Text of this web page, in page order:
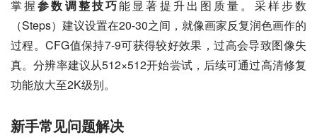
掌握参数调整技巧能显著提升出图质量。采样步数
（Steps）建议设置在20-30之间，就像画家反复润色画作的
过程。CFG值保持7-9可获得较好效果，过高会导致图像失
真。分辨率建议从512×512开始尝试，后续可通过高清修复
功能放大至2K级别。
新手常见问题解决